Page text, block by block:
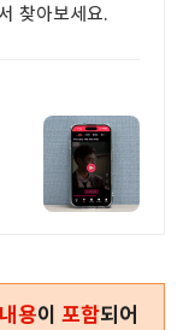
찾아보세요.
용이 포함되어